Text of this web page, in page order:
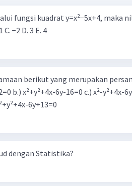
fungsi kuadrat y=x²−5x+4, maka
C. −2 D. 3 E. 4
berikut yang merupakan
b.) x²+y²+4x-6y-16=0 c.) x²-y²+4x-
e.) x²+y²+4x-6y+13=0
dengan Statistika?